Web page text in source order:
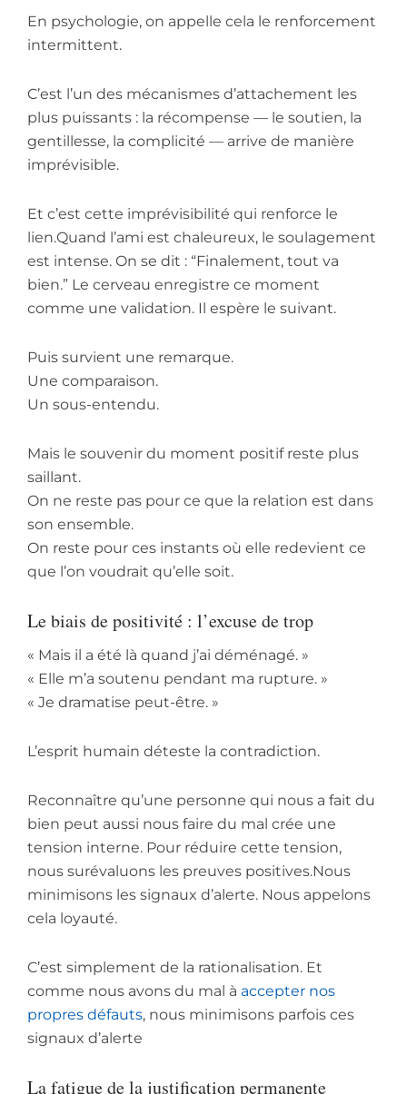
En psychologie, on appelle cela le renforcement
intermittent.
C’est l’un des mécanismes d’attachement les
plus puissants : la récompense — le soutien, la
gentillesse, la complicité — arrive de manière
imprévisible.
Et c’est cette imprévisibilité qui renforce le
lien.Quand l’ami est chaleureux, le soulagement
est intense. On se dit : “Finalement, tout va
bien.” Le cerveau enregistre ce moment
comme une validation. Il espère le suivant.
Puis survient une remarque.
Une comparaison.
Un sous-entendu.
Mais le souvenir du moment positif reste plus
saillant.
On ne reste pas pour ce que la relation est dans
son ensemble.
On reste pour ces instants où elle redevient ce
que l’on voudrait qu’elle soit.
Le biais de positivité : l’excuse de trop
« Mais il a été là quand j’ai déménagé. »
« Elle m’a soutenu pendant ma rupture. »
« Je dramatise peut-être. »
L’esprit humain déteste la contradiction.
Reconnaître qu’une personne qui nous a fait du
bien peut aussi nous faire du mal crée une
tension interne. Pour réduire cette tension,
nous surévaluons les preuves positives.Nous
minimisons les signaux d’alerte. Nous appelons
cela loyauté.
C’est simplement de la rationalisation. Et
comme nous avons du mal à accepter nos
propres défauts, nous minimisons parfois ces
signaux d’alerte
La fatigue de la justification permanente